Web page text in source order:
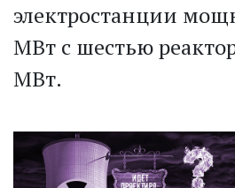
электростанции
МВт с шестью
МВт.